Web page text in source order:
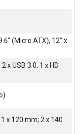
(Micro ATX), 12” x
x USB 3.0, 1 x HD
x 120 mm; 2 x 140